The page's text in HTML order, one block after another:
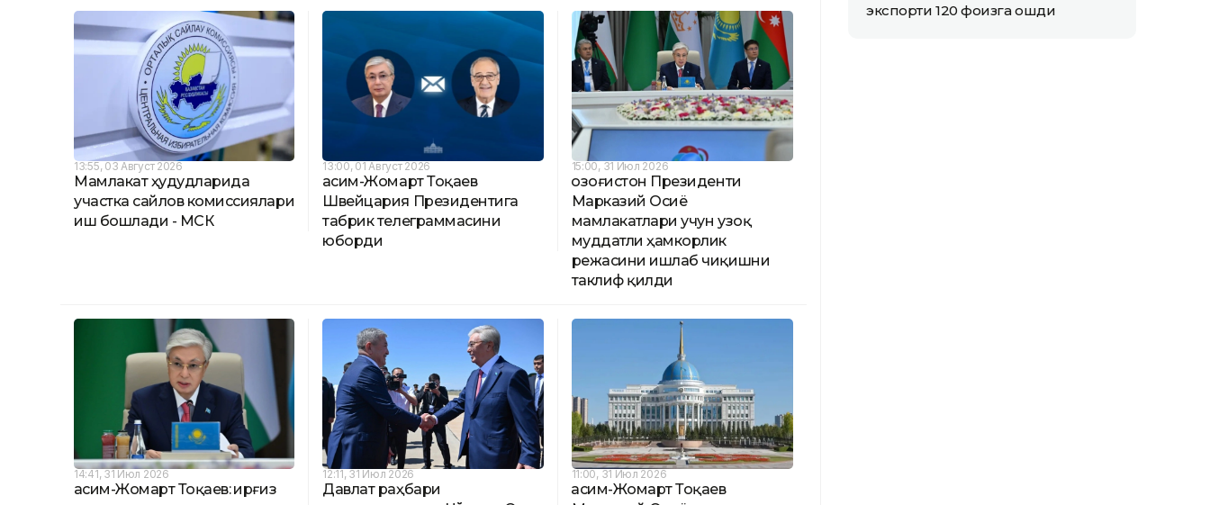
13:55, 03 Август 2026
Мамлакат ҳудудларида
участка сайлов комиссиялари
иш бошлади - МСК
13:00, 01 Август 2026
Қасим-Жомарт Тоқаев
Швейцария Президентига
табрик телеграммасини
юборди
15:00, 31 Июл 2026
Қозоғистон Президенти
Марказий Осиё
мамлакатлари учун узоқ
муддатли ҳамкорлик
режасини ишлаб чиқишни
таклиф қилди
14:41, 31 Июл 2026
Қасим-Жомарт Тоқаев: Қирғиз
12:11, 31 Июл 2026
Давлат раҳбари
11:00, 31 Июл 2026
Қасим-Жомарт Тоқаев
экспорти 120 фоизга ошди